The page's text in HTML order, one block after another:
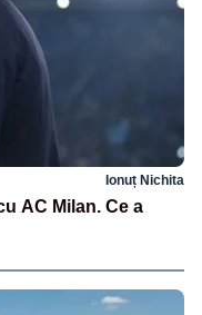
Ionuț Nichita
AC Milan. Ce a